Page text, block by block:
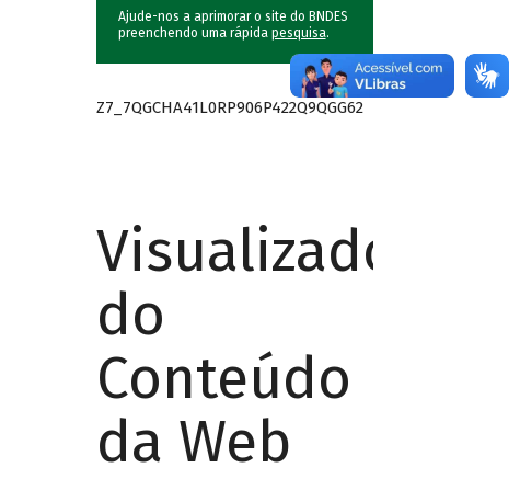
Ajude-nos a aprimorar o site do BNDES
preenchendo uma rápida pesquisa.
Z7_7QGCHA41L0RP906P422Q9QGG62
Visualizador
do
Conteúdo
da Web